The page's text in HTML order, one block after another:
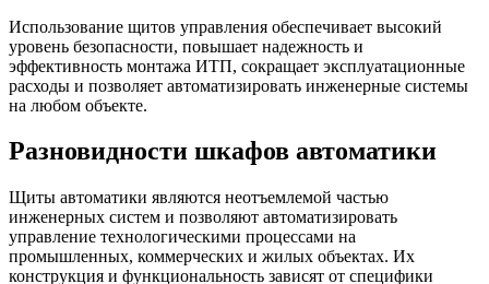
Использование щитов управления обеспечивает высокий
уровень безопасности, повышает надежность и
эффективность монтажа ИТП, сокращает эксплуатационные
расходы и позволяет автоматизировать инженерные системы
на любом объекте.
Разновидности шкафов автоматики
Щиты автоматики являются неотъемлемой частью
инженерных систем и позволяют автоматизировать
управление технологическими процессами на
промышленных, коммерческих и жилых объектах. Их
конструкция и функциональность зависят от специфики